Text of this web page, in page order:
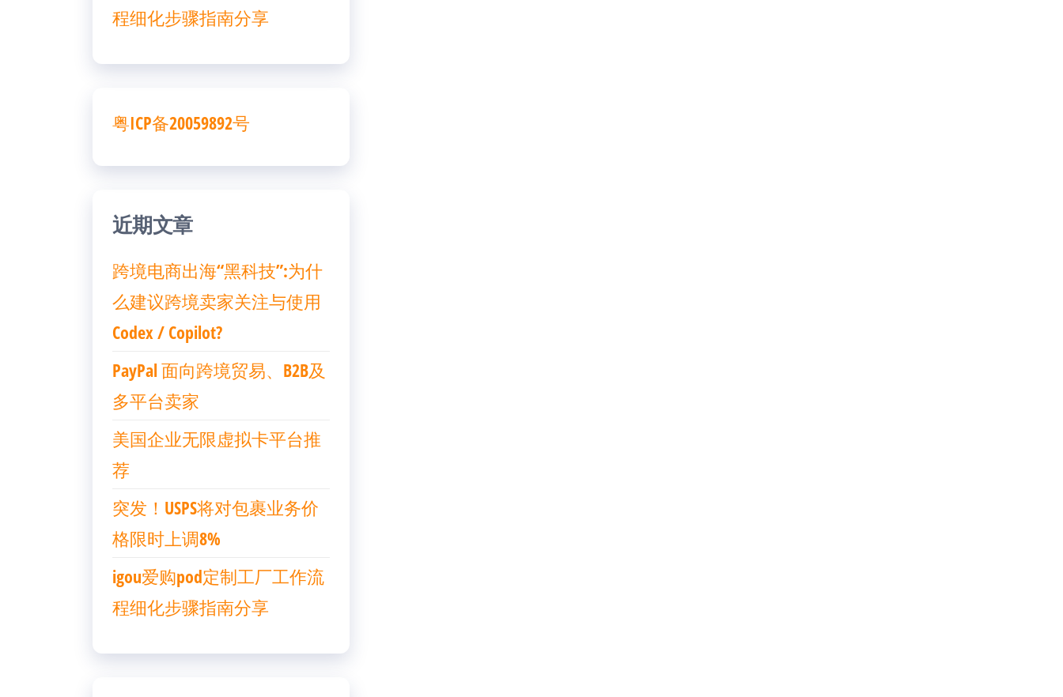
程细化步骤指南分享
粤ICP备20059892号
近期文章
跨境电商出海“黑科技”:为什
么建议跨境卖家关注与使用
Codex / Copilot?
PayPal 面向跨境贸易、B2B及
多平台卖家
美国企业无限虚拟卡平台推
荐
突发！USPS将对包裹业务价
格限时上调8%
igou爱购pod定制工厂工作流
程细化步骤指南分享